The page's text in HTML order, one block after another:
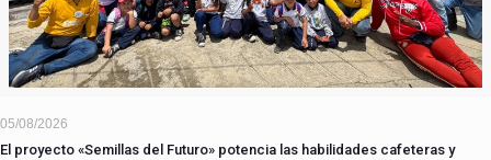
05/08/2026
El proyecto «Semillas del Futuro» potencia las habilidades cafeteras y